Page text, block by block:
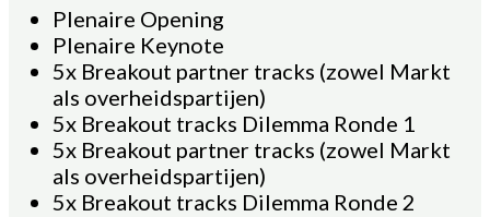
Plenaire Opening
Plenaire Keynote
5x Breakout partner tracks (zowel Markt
als overheidspartijen)
5x Breakout tracks Dilemma Ronde 1
5x Breakout partner tracks (zowel Markt
als overheidspartijen)
5x Breakout tracks Dilemma Ronde 2